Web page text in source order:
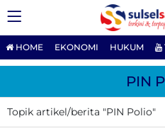
HOME EKONOMI HUKUM
PIN
Topik artikel/berita "PIN Polio"